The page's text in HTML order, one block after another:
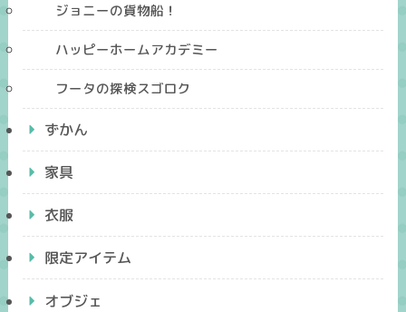
ジョニーの貨物船！
ハッピーホームアカデミー
フータの探検スゴロク
ずかん
家具
衣服
限定アイテム
オブジェ